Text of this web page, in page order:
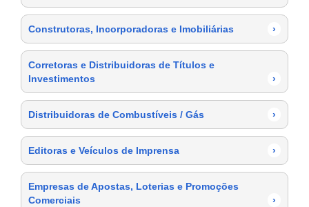
Construtoras, Incorporadoras e Imobiliárias ›
Corretoras e Distribuidoras de Títulos e
Investimentos
›
Distribuidoras de Combustíveis / Gás ›
Editoras e Veículos de Imprensa ›
Empresas de Apostas, Loterias e Promoções
Comerciais
›